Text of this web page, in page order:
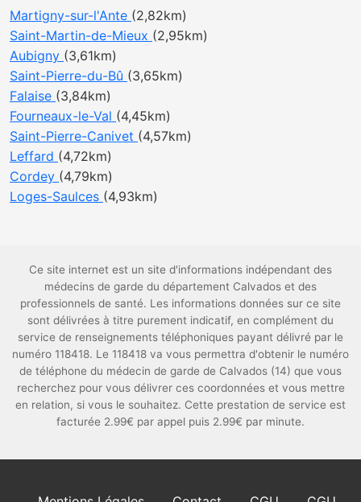
Martigny-sur-l'Ante (2,82km)
Saint-Martin-de-Mieux (2,95km)
Aubigny (3,61km)
Saint-Pierre-du-Bû (3,65km)
Falaise (3,84km)
Fourneaux-le-Val (4,45km)
Saint-Pierre-Canivet (4,57km)
Leffard (4,72km)
Cordey (4,79km)
Loges-Saulces (4,93km)
Ce site internet est un site d'informations indépendant des
médecins de garde du département Calvados et des
professionnels de santé. Les informations données sur ce site
sont délivrées à titre purement indicatif, en complément du
service de renseignements téléphoniques payant délivré par le
numéro 118418. Le 118418 va vous permettra d'obtenir le numéro
de téléphone du médecin de garde de Calvados (14) que vous
recherchez pour vous délivrer ces coordonnées et vous mettre
en relation, si vous le souhaitez. Cette prestation de service est
facturée 2.99€ par appel puis 2.99€ par minute.